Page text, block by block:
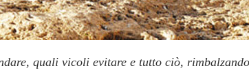
quali vicoli evitare e tutto ciò,